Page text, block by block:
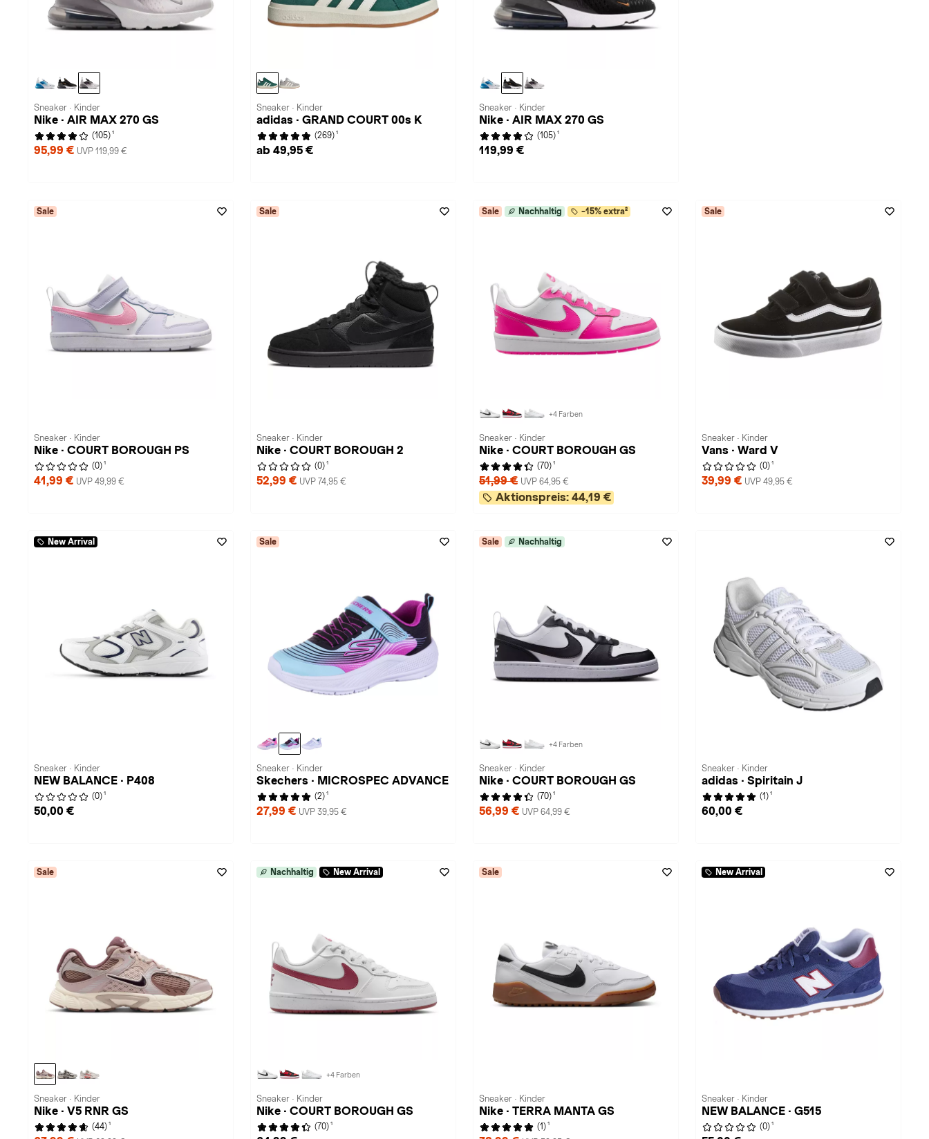
Sneaker · Kinder
Nike · AIR MAX 270 GS
(105) 1
95,99 € UVP 119,99 €
Sneaker · Kinder
adidas · GRAND COURT 00s K
(269) 1
ab 49,95 €
Sneaker · Kinder
Nike · AIR MAX 270 GS
(105) 1
119,99 €
Sale
Sneaker · Kinder
Nike · COURT BOROUGH PS
(0) 1
41,99 € UVP 49,99 €
Sale
Sneaker · Kinder
Nike · COURT BOROUGH 2
(0) 1
52,99 € UVP 74,95 €
Sale Nachhaltig -15% extra²
+4 Farben
Sneaker · Kinder
Nike · COURT BOROUGH GS
(70) 1
51,99 € UVP 64,95 €
Aktionspreis: 44,19 €
Sale
Sneaker · Kinder
Vans · Ward V
(0) 1
39,99 € UVP 49,95 €
New Arrival
Sneaker · Kinder
NEW BALANCE · P408
(0) 1
50,00 €
Sale
Sneaker · Kinder
Skechers · MICROSPEC ADVANCE
(2) 1
27,99 € UVP 39,95 €
Sale Nachhaltig
+4 Farben
Sneaker · Kinder
Nike · COURT BOROUGH GS
(70) 1
56,99 € UVP 64,99 €
Sneaker · Kinder
adidas · Spiritain J
(1) 1
60,00 €
Sale
Sneaker · Kinder
Nike · V5 RNR GS
(44) 1
Nachhaltig New Arrival
+4 Farben
Sneaker · Kinder
Nike · COURT BOROUGH GS
(70) 1
Sale
Sneaker · Kinder
Nike · TERRA MANTA GS
(1) 1
New Arrival
Sneaker · Kinder
NEW BALANCE · G515
(0) 1